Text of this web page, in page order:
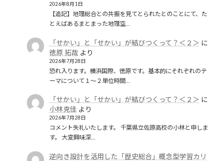
2026年8月1日
【追記】地理総合との共振を見てとられたとのことにて、た
とえばあるまとまった地理空…
「せかい」と「せかい」が結びつくって？＜２＞ に
徳原 拓哉 より
2026年7月28日
恐れ入ります。横浜国際、徳原です。基本的にそれぞれのテ
ーマについて１〜２単位時間…
「せかい」と「せかい」が結びつくって？＜２＞ に
小林克佳 より
2026年7月28日
コメント失礼いたします。 千葉県立佐原高校の小林と申しま
す。 大変興味深…
逆向き設計を活用した「歴史総合」概念型学習カリ